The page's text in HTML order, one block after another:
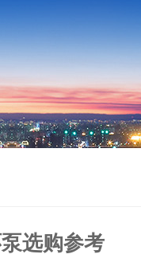
选购参考